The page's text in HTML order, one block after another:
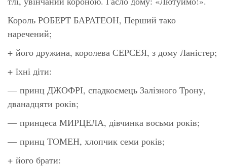
Король РОБЕРТ БАРАТЕОН, Перший тако
наречений;
+ його дружина, королева СЕРСЕЯ, з дому Ланістер;
+ їхні діти:
— принц ДЖОФРІ, спадкоємець Залізного Трону,
дванадцяти років;
— принцеса МИРЦЕЛА, дівчинка восьми років;
— принц ТОМЕН, хлопчик семи років;
+ його брати: